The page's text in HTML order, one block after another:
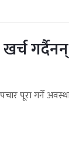
गर्दैनन्
पूरा गर्ने